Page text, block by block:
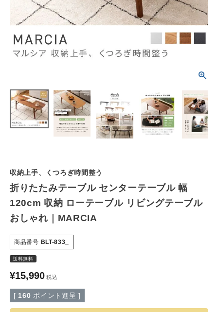
ACCOUNT MENU
ようこそ ゲスト 様
meeting_room ログイン person 会員登録
シーンから選ぶ
テイストから選ぶ
ご利用ガイド
プライバシーポリシー
特定商取引法について
会社概要
よくある質問
大口注文窓口
収納上手、くつろぎ時間整う
折りたたみテーブル センターテーブル 幅
120cm 収納 ローテーブル リビングテーブル
おしゃれ｜MARCIA
商品番号 BLT-833_
送料無料
¥15,990 税込
[ 160 ポイント進呈 ]